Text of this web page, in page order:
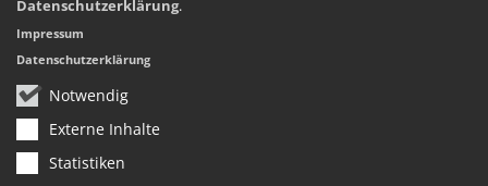
Datenschutzerklärung.
Notwendig
Externe Inhalte
Statistiken
Impressum
Datenschutzerklärung